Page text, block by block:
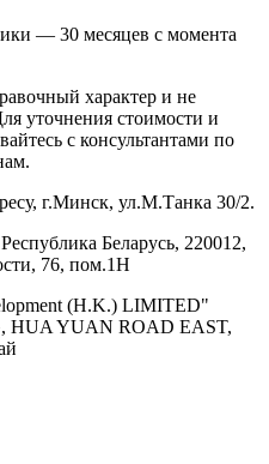
— 30 месяцев с момента
характер и не
уточнения стоимости и
с консультантами по
г.Минск, ул.М.Танка 30/2.
Беларусь, 220012,
76, пом.1Н
(H.K.) LIMITED"
HUA YUAN ROAD EAST,